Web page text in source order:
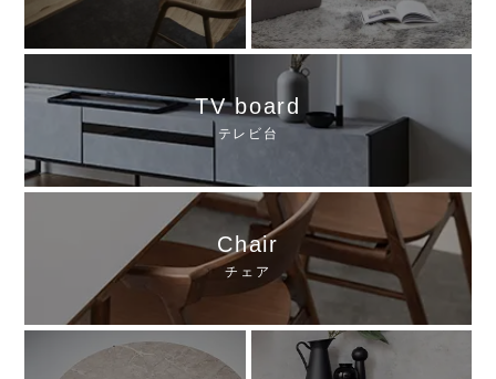
TV board
テレビ台
Chair
チェア